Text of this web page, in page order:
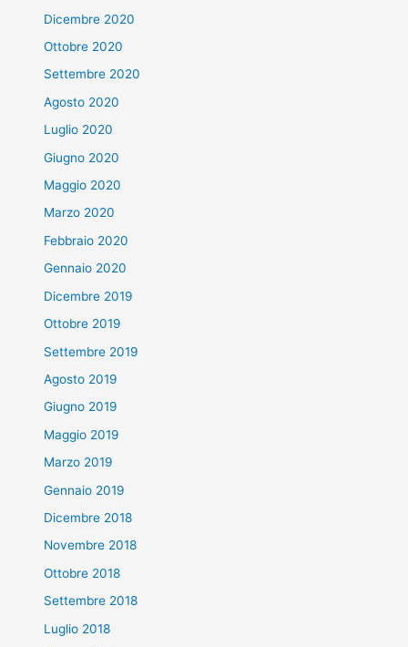
Dicembre 2020
Ottobre 2020
Settembre 2020
Agosto 2020
Luglio 2020
Giugno 2020
Maggio 2020
Marzo 2020
Febbraio 2020
Gennaio 2020
Dicembre 2019
Ottobre 2019
Settembre 2019
Agosto 2019
Giugno 2019
Maggio 2019
Marzo 2019
Gennaio 2019
Dicembre 2018
Novembre 2018
Ottobre 2018
Settembre 2018
Luglio 2018